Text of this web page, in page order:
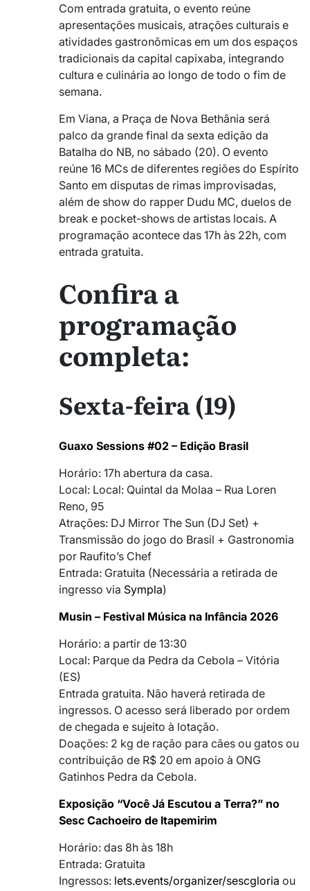
Com entrada gratuita, o evento reúne
apresentações musicais, atrações culturais e
atividades gastronômicas em um dos espaços
tradicionais da capital capixaba, integrando
cultura e culinária ao longo de todo o fim de
semana.
Em Viana, a Praça de Nova Bethânia será
palco da grande final da sexta edição da
Batalha do NB, no sábado (20). O evento
reúne 16 MCs de diferentes regiões do Espírito
Santo em disputas de rimas improvisadas,
além de show do rapper Dudu MC, duelos de
break e pocket-shows de artistas locais. A
programação acontece das 17h às 22h, com
entrada gratuita.
Confira a
programação
completa:
Sexta-feira (19)
Guaxo Sessions #02 – Edição Brasil
Horário: 17h abertura da casa.
Local: Local: Quintal da Molaa – Rua Loren
Reno, 95
Atrações: DJ Mirror The Sun (DJ Set) +
Transmissão do jogo do Brasil + Gastronomia
por Raufito’s Chef
Entrada: Gratuita (Necessária a retirada de
ingresso via Sympla)
Musin – Festival Música na Infância 2026
Horário: a partir de 13:30
Local: Parque da Pedra da Cebola – Vitória
(ES)
Entrada gratuita. Não haverá retirada de
ingressos. O acesso será liberado por ordem
de chegada e sujeito à lotação.
Doações: 2 kg de ração para cães ou gatos ou
contribuição de R$ 20 em apoio à ONG
Gatinhos Pedra da Cebola.
Exposição “Você Já Escutou a Terra?” no
Sesc Cachoeiro de Itapemirim
Horário: das 8h às 18h
Entrada: Gratuita
Ingressos: lets.events/organizer/sescgloria ou